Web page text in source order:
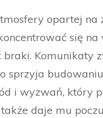
opartej
się na
Komunikaty
sprzyja
i wyzwań, który
daje mu